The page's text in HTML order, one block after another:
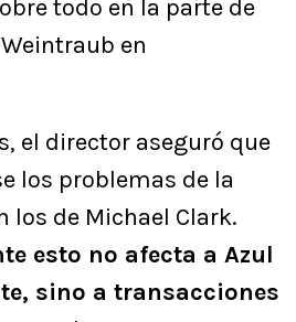
todo en la parte de
en
el director aseguró que
los problemas de la
los de Michael Clark.
esto no afecta a Azul
sino a transacciones